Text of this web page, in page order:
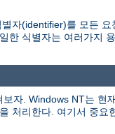
자(identifier)를 모든
한 식별자는 여러가지
자. Windows NT는
처리한다. 여기서 중